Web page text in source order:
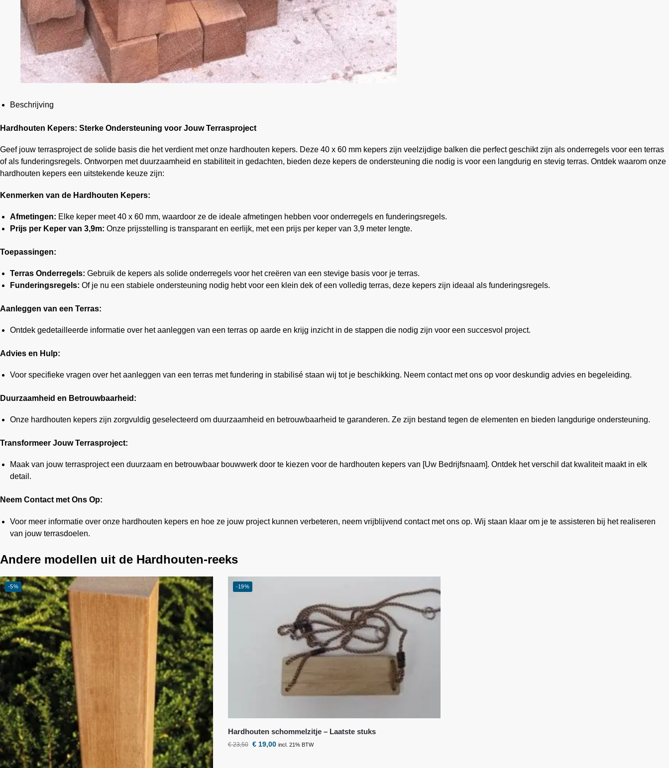
Beschrijving
Hardhouten Kepers: Sterke Ondersteuning voor Jouw Terrasproject
Geef jouw terrasproject de solide basis die het verdient met onze hardhouten kepers. Deze 40 x 60 mm kepers zijn veelzijdige balken die perfect geschikt zijn als onderregels voor een terras
of als funderingsregels. Ontworpen met duurzaamheid en stabiliteit in gedachten, bieden deze kepers de ondersteuning die nodig is voor een langdurig en stevig terras. Ontdek waarom onze
hardhouten kepers een uitstekende keuze zijn:
Kenmerken van de Hardhouten Kepers:
Afmetingen: Elke keper meet 40 x 60 mm, waardoor ze de ideale afmetingen hebben voor onderregels en funderingsregels.
Prijs per Keper van 3,9m: Onze prijsstelling is transparant en eerlijk, met een prijs per keper van 3,9 meter lengte.
Toepassingen:
Terras Onderregels: Gebruik de kepers als solide onderregels voor het creëren van een stevige basis voor je terras.
Funderingsregels: Of je nu een stabiele ondersteuning nodig hebt voor een klein dek of een volledig terras, deze kepers zijn ideaal als funderingsregels.
Aanleggen van een Terras:
Ontdek gedetailleerde informatie over het aanleggen van een terras op aarde en krijg inzicht in de stappen die nodig zijn voor een succesvol project.
Advies en Hulp:
Voor specifieke vragen over het aanleggen van een terras met fundering in stabilisé staan wij tot je beschikking. Neem contact met ons op voor deskundig advies en begeleiding.
Duurzaamheid en Betrouwbaarheid:
Onze hardhouten kepers zijn zorgvuldig geselecteerd om duurzaamheid en betrouwbaarheid te garanderen. Ze zijn bestand tegen de elementen en bieden langdurige ondersteuning.
Transformeer Jouw Terrasproject:
Maak van jouw terrasproject een duurzaam en betrouwbaar bouwwerk door te kiezen voor de hardhouten kepers van [Uw Bedrijfsnaam]. Ontdek het verschil dat kwaliteit maakt in elk
detail.
Neem Contact met Ons Op:
Voor meer informatie over onze hardhouten kepers en hoe ze jouw project kunnen verbeteren, neem vrijblijvend contact met ons op. Wij staan klaar om je te assisteren bij het realiseren
van jouw terrasdoelen.
Andere modellen uit de Hardhouten-reeks
-5% -19%
Hardhouten schommelzitje – Laatste stuks
€23,50 €19,00 incl. 21% BTW